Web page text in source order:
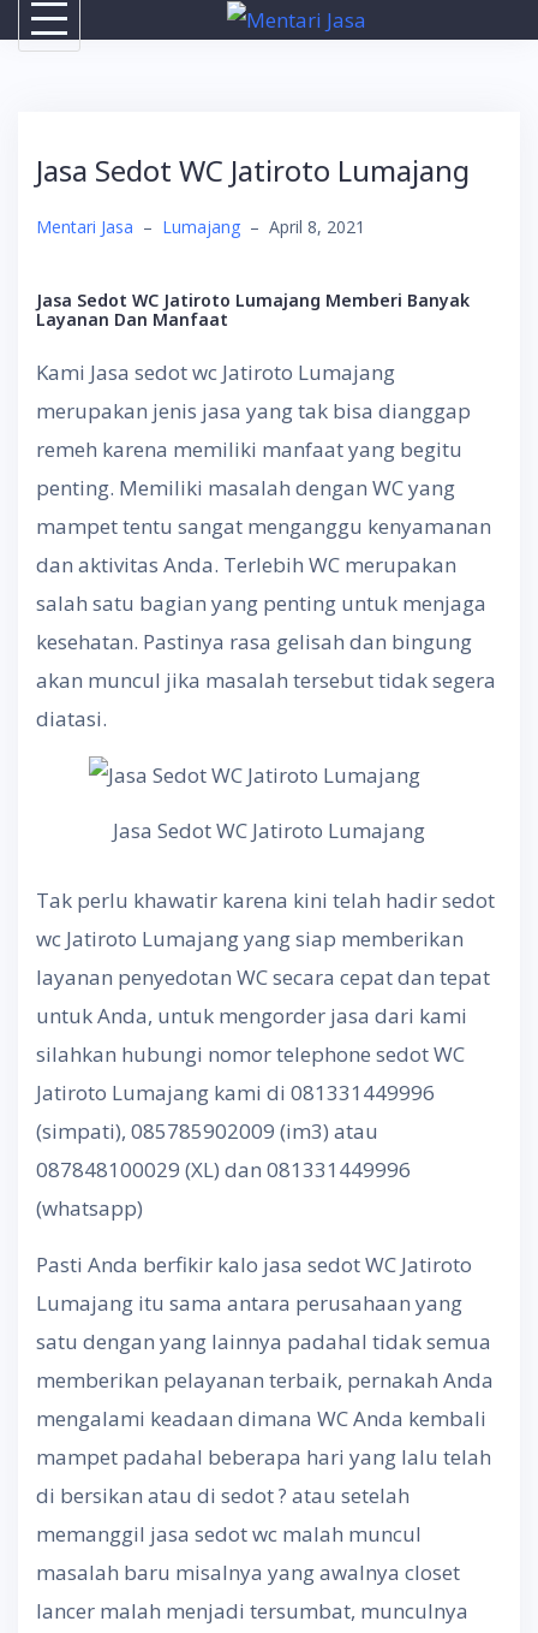
Skip
Jasa Sedot WC Jatiroto Lumajang
Mentari Jasa – Lumajang – April 8, 2021
Jasa Sedot WC Jatiroto Lumajang Memberi Banyak
Layanan Dan Manfaat
Kami Jasa sedot wc Jatiroto Lumajang
merupakan jenis jasa yang tak bisa dianggap
remeh karena memiliki manfaat yang begitu
penting. Memiliki masalah dengan WC yang
mampet tentu sangat menganggu kenyamanan
dan aktivitas Anda. Terlebih WC merupakan
salah satu bagian yang penting untuk menjaga
kesehatan. Pastinya rasa gelisah dan bingung
akan muncul jika masalah tersebut tidak segera
diatasi.
Jasa Sedot WC Jatiroto Lumajang
Tak perlu khawatir karena kini telah hadir sedot
wc Jatiroto Lumajang yang siap memberikan
layanan penyedotan WC secara cepat dan tepat
untuk Anda, untuk mengorder jasa dari kami
silahkan hubungi nomor telephone sedot WC
Jatiroto Lumajang kami di 081331449996
(simpati), 085785902009 (im3) atau
087848100029 (XL) dan 081331449996
(whatsapp)
Pasti Anda berfikir kalo jasa sedot WC Jatiroto
Lumajang itu sama antara perusahaan yang
satu dengan yang lainnya padahal tidak semua
memberikan pelayanan terbaik, pernakah Anda
mengalami keadaan dimana WC Anda kembali
mampet padahal beberapa hari yang lalu telah
di bersikan atau di sedot ? atau setelah
memanggil jasa sedot wc malah muncul
masalah baru misalnya yang awalnya closet
lancer malah menjadi tersumbat, munculnya